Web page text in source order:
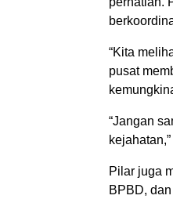
“Kita
pusat
“Jangan
Pilar juga
BPBD,